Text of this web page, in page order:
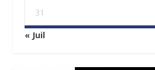
31
« Juil